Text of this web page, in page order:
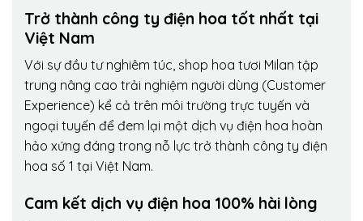
Trở thành công ty điện hoa tốt nhất tại
Việt Nam
Với sự đầu tư nghiêm túc, shop hoa tươi Milan tập
trung nâng cao trải nghiệm người dùng (Customer
Experience) kể cả trên môi trường trực tuyến và
ngoại tuyến để đem lại một dịch vụ điện hoa hoàn
hảo xứng đáng trong nỗ lực trở thành công ty điện
hoa số 1 tại Việt Nam.
Cam kết dịch vụ điện hoa 100% hài lòng